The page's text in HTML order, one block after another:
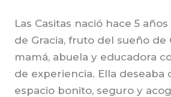
Las Casitas nació hace 5
de Gracia, fruto del sueño de
mamá, abuela y educadora
de experiencia. Ella deseaba
espacio bonito, seguro y